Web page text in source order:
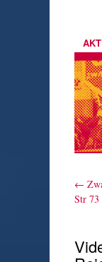
←
Str 73